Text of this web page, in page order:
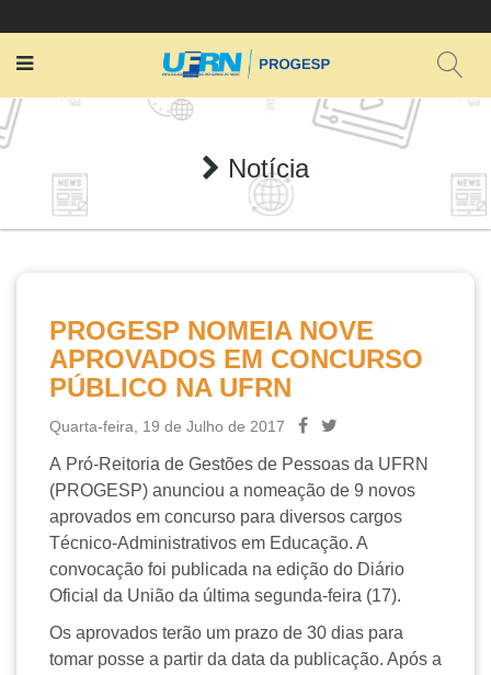
Notícia
PROGESP NOMEIA NOVE
APROVADOS EM CONCURSO
PÚBLICO NA UFRN
Quarta-feira, 19 de Julho de 2017
A Pró-Reitoria de Gestões de Pessoas da UFRN
(PROGESP) anunciou a nomeação de 9 novos
aprovados em concurso para diversos cargos
Técnico-Administrativos em Educação. A
convocação foi publicada na edição do Diário
Oficial da União da última segunda-feira (17).
Os aprovados terão um prazo de 30 dias para
tomar posse a partir da data da publicação. Após a